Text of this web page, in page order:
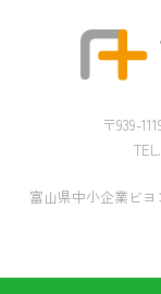
〒939-
富山県中小企業ビ